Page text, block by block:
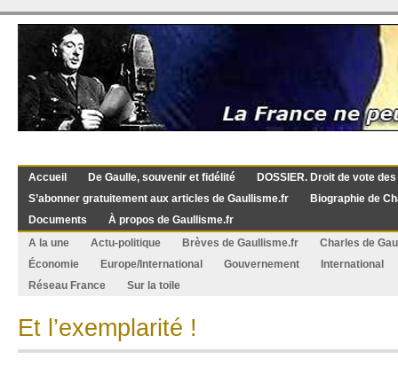
Accueil De Gaulle, souvenir et fidélité
DOSSIER. Droit de vote
S’abonner gratuitement aux articles de Gaullisme.fr
Biographie de
Documents
À propos de Gaullisme.fr
A la une
Actu-politique Brèves de Gaullisme.fr
Charles de
Économie
Europe/International Gouvernement
International
Réseau France
Sur la toile
Et l’exemplarité !